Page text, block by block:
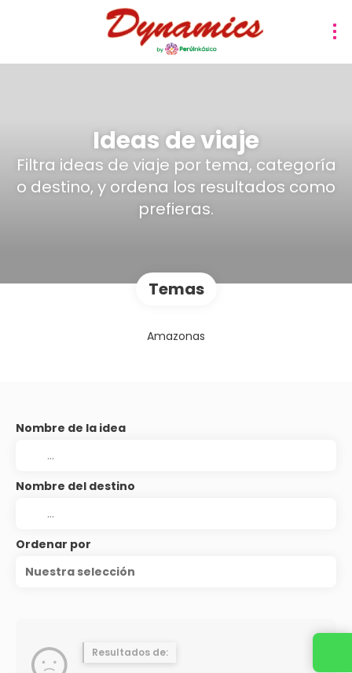
Ideas de viaje
Filtra ideas de viaje por tema, categoría
o destino, y ordena los resultados como
prefieras.
Temas
Amazonas
Nombre de la idea
Nombre del destino
Ordenar por
Nuestra selección
Resultados de: